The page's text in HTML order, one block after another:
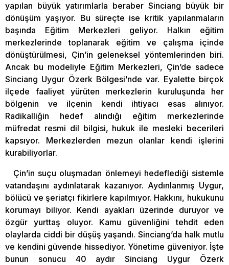
yapılan büyük yatırımlarla beraber Sinciang büyük bir
dönüşüm yaşıyor. Bu süreçte ise kritik yapılanmaların
başında Eğitim Merkezleri geliyor. Halkın eğitim
merkezlerinde toplanarak eğitim ve çalışma içinde
dönüştürülmesi, Çin’in geleneksel yöntemlerinden biri.
Ancak bu modeliyle Eğitim Merkezleri, Çin’de sadece
Sinciang Uygur Özerk Bölgesi’nde var. Eyalette birçok
ilçede faaliyet yürüten merkezlerin kuruluşunda her
bölgenin ve ilçenin kendi ihtiyacı esas alınıyor.
Radikalliğin hedef alındığı eğitim merkezlerinde
müfredat resmi dil bilgisi, hukuk ile mesleki becerileri
kapsıyor. Merkezlerden mezun olanlar kendi işlerini
kurabiliyorlar.
Çin’in suçu oluşmadan önlemeyi hedeflediği sistemle
vatandaşını aydınlatarak kazanıyor. Aydınlanmış Uygur,
bölücü ve şeriatçı fikirlere kapılmıyor. Hakkını, hukukunu
korumayı biliyor. Kendi ayakları üzerinde duruyor ve
özgür yurttaş oluyor. Kamu güvenliğini tehdit eden
olaylarda ciddi bir düşüş yaşandı. Sinciang’da halk mutlu
ve kendini güvende hissediyor. Yönetime güveniyor. İşte
bunun sonucu 40 aydır Sinciang Uygur Özerk